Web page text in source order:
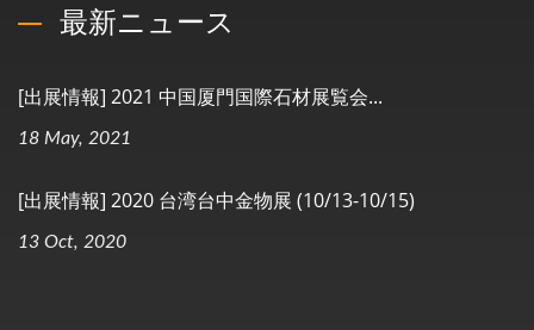
最新ニュース
[出展情報] 2021 中国厦門国際石材展覧会...
18 May, 2021
[出展情報] 2020 台湾台中金物展 (10/13-10/15)
13 Oct, 2020